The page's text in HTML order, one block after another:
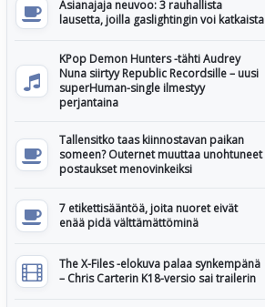
Asianajaja neuvoo: 3 rauhallista
lausetta, joilla gaslightingin voi katkaista
KPop Demon Hunters -tähti Audrey
Nuna siirtyy Republic Recordsille – uusi
superHuman-single ilmestyy
perjantaina
Tallensitko taas kiinnostavan paikan
someen? Outernet muuttaa unohtuneet
postaukset menovinkeiksi
7 etikettisääntöä, joita nuoret eivät
enää pidä välttämättöminä
The X-Files -elokuva palaa synkempänä
– Chris Carterin K18-versio sai trailerin